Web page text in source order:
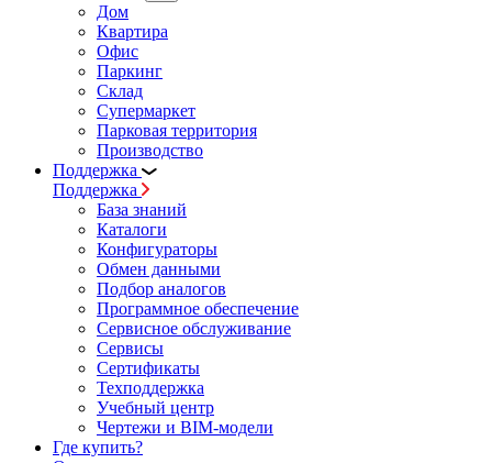
Дом
Квартира
Офис
Паркинг
Склад
Супермаркет
Парковая территория
Производство
Поддержка
Поддержка
База знаний
Каталоги
Конфигураторы
Обмен данными
Подбор аналогов
Программное обеспечение
Сервисное обслуживание
Сервисы
Сертификаты
Техподдержка
Учебный центр
Чертежи и BIM-модели
Где купить?